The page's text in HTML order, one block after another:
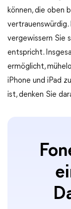
können, die oben
vertrauenswürdig.
vergewissern Sie
entspricht.
ermöglicht,
iPhone und iPad
ist, denken Sie